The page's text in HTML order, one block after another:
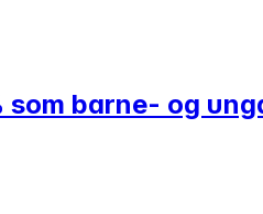
som barne- og